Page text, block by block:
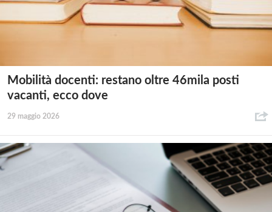
Mobilità docenti: restano oltre 46mila posti
vacanti, ecco dove
29 maggio 2026